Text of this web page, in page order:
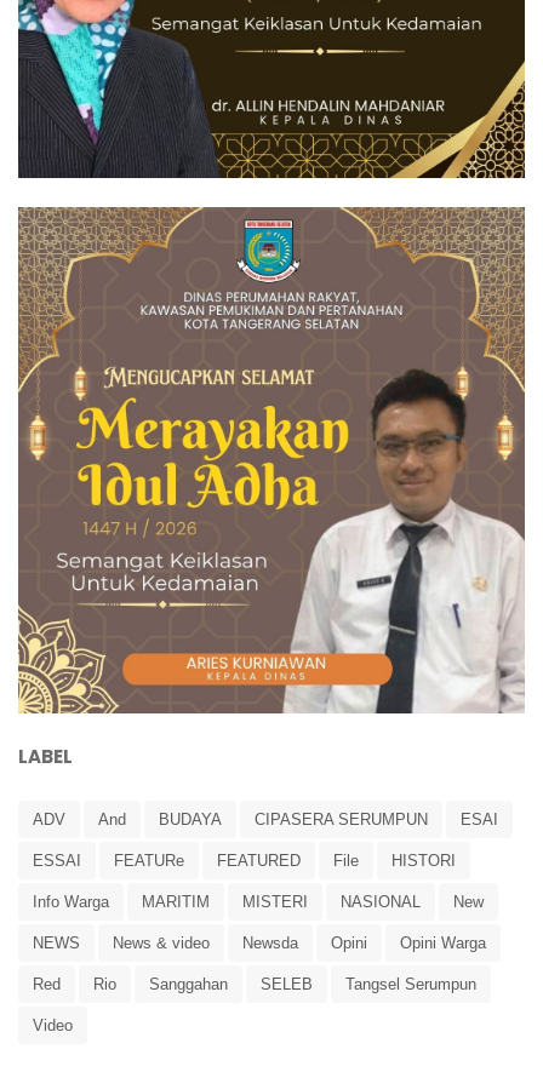
LABEL
ADV And BUDAYA CIPASERA SERUMPUN ESAI
ESSAI FEATURe FEATURED File HISTORI
Info Warga MARITIM MISTERI NASIONAL New
NEWS News & video Newsda Opini Opini Warga
Red Rio Sanggahan SELEB Tangsel Serumpun
Video